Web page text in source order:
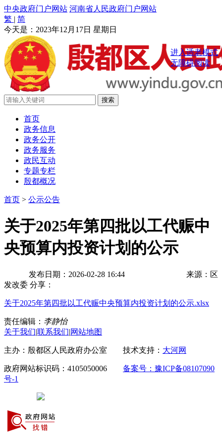
中央政府门户网站 河南省人民政府门户网站
繁 | 简
今天是： 2023年12月17日 星期日
进入适老模式
无障碍阅读
首页
政务信息
政务公开
政务服务
政民互动
专题专栏
殷都概况
首页 > 公示公告
关于2025年第四批以工代赈中
央预算内投资计划的公示
发布日期：2026-02-28 16:44
来源：区
发改委 分享：
关于2025年第四批以工代赈中央预算内投资计划的公示.xlsx
责任编辑： 李静怡
关于我们|联系我们|网站地图
主办：殷都区人民政府办公室 技术支持： 大河网
政府网站标识码：4105050006 备案号：豫ICP备08107090
号-1